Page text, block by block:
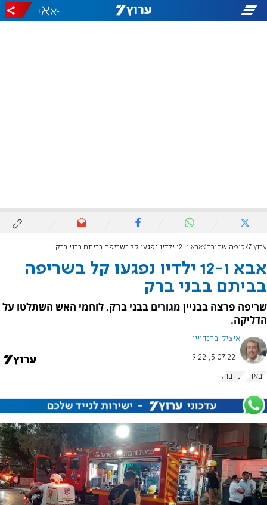
-
+
ערוץ 7 כיפה שחורה אבא ו-12 ילדיו נפגעו קל בשריפה בביתם בבני ברק
אבא ו-12 ילדיו נפגעו קל בשריפה
בביתם בבני ברק
שריפה פרצה בבניין מגורים בבני ברק. לוחמי האש השתלטו על
הדליקה.
איציק ברנדויין
3.07.22, 9:22
כבאות בני ברק